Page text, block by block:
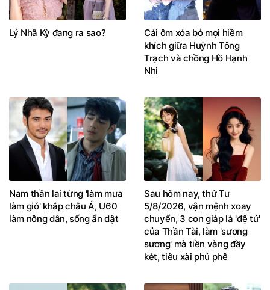
Lý Nhã Kỳ đang ra sao?
Cái ôm xóa bỏ mọi hiềm
khích giữa Huỳnh Tông
Trạch và chồng Hồ Hạnh
Nhi
Nam thần lai từng 'làm mưa
làm gió' khắp châu Á, U60
làm nông dân, sống ẩn dật
Sau hôm nay, thứ Tư
5/8/2026, vận mệnh xoay
chuyển, 3 con giáp là 'đệ tử'
của Thần Tài, làm 'sương
sương' mà tiền vàng đầy
két, tiêu xài phủ phê